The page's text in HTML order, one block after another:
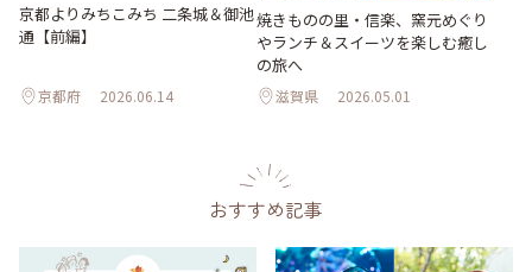
京都よりみちこみち 二条城＆御池
通【前編】
京都府 2026.06.14
焼きものの里・信楽、窯元めぐり
やランチ＆スイーツを楽しむ癒し
の旅へ
滋賀県 2026.05.01
おすすめ記事